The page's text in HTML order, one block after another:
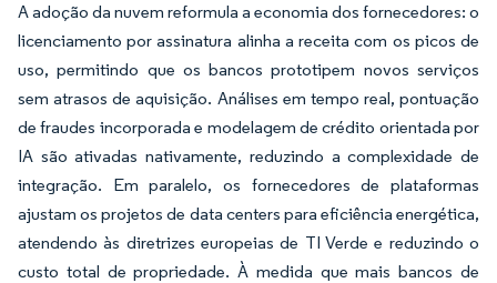
A adoção da nuvem reformula a economia dos fornecedores: o
licenciamento por assinatura alinha a receita com os picos de
uso, permitindo que os bancos prototipem novos serviços
sem atrasos de aquisição. Análises em tempo real, pontuação
de fraudes incorporada e modelagem de crédito orientada por
IA são ativadas nativamente, reduzindo a complexidade de
integração. Em paralelo, os fornecedores de plataformas
ajustam os projetos de data centers para eficiência energética,
atendendo às diretrizes europeias de TI Verde e reduzindo o
custo total de propriedade. À medida que mais bancos de